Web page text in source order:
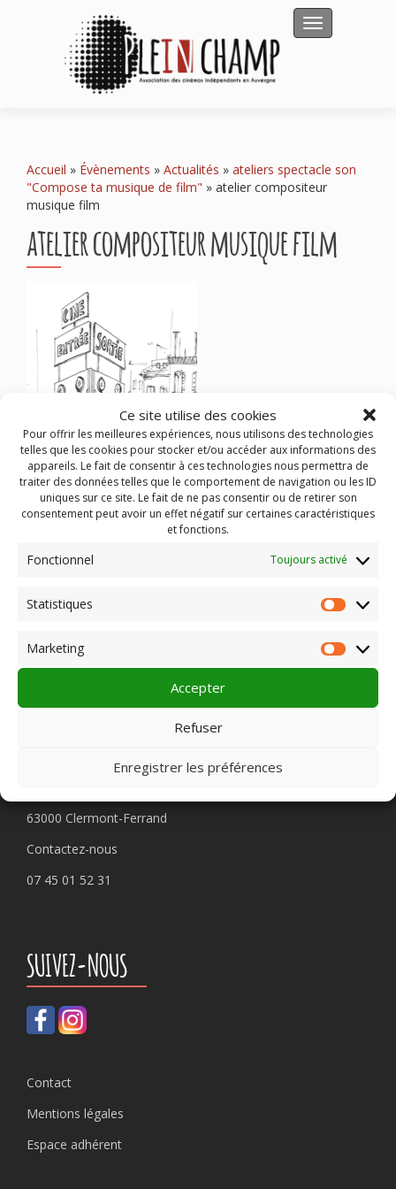
Ce site utilise des cookies
Pour offrir les meilleures expériences, nous utilisons des technologies
telles que les cookies pour stocker et/ou accéder aux informations des
appareils. Le fait de consentir à ces technologies nous permettra de
traiter des données telles que le comportement de navigation ou les ID
uniques sur ce site. Le fait de ne pas consentir ou de retirer son
consentement peut avoir un effet négatif sur certaines caractéristiques
et fonctions.
Fonctionnel Toujours activé
Statistiques
Marketing
Accepter
Refuser
Enregistrer les préférences
Afficher/
Accueil » Évènements » Actualités » ateliers spectacle son
"Compose ta musique de film" » atelier compositeur
musique film
atelier compositeur musique film
63000 Clermont-Ferrand
Contactez-nous
07 45 01 52 31
SUIVEZ-NOUS
Contact
Mentions légales
Espace adhérent